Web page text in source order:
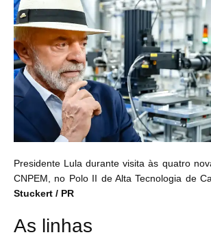
Presidente Lula durante visita às quatro
CNPEM, no Polo II de Alta Tecnologia de
Stuckert / PR
As linhas